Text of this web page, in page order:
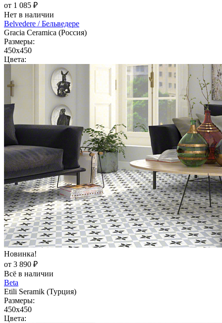
от 1 085 ₽
Нет в наличии
Belvedere / Бельведере
Gracia Ceramica (Россия)
Размеры:
450x450
Цвета:
Новинка!
от 3 890 ₽
Всё в наличии
Beta
Etili Seramik (Турция)
Размеры:
450x450
Цвета: